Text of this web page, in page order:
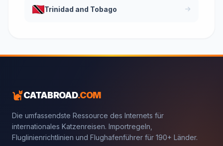
Trinidad and Tobago
CATABROAD.COM
Die umfassendste Ressource des Internets für
internationales Katzenreisen. Importregeln,
Fluglinienrichtlinien und Flughafenführer für 190+ Länder.